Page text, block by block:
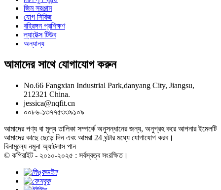
জিম সরঞ্জাম
যোগ সিরিজ
বহিরঙ্গন প্রশিক্ষণ
ল্যাটেক্স টিউব
অন্যান্য
আমাদের সাথে যোগাযোগ করুন
No.66 Fangxian Industrial Park,danyang City, Jiangsu,
212321 China.
jessica@nqfit.cn
০০৮৬-১৩৭৭৫৩৩৯১০৯
আমাদের পণ্য বা মূল্য তালিকা সম্পর্কে অনুসন্ধানের জন্য, অনুগ্রহ করে আপনার ইমেলটি
আমাদের কাছে ছেড়ে দিন এবং আমরা 24 ঘন্টার মধ্যে যোগাযোগ করব।
বিনামূল্যে নমুনা অ্যাটলাস পান
© কপিরাইট - ২০১০-২০২৫ : সর্বস্বত্ব সংরক্ষিত।